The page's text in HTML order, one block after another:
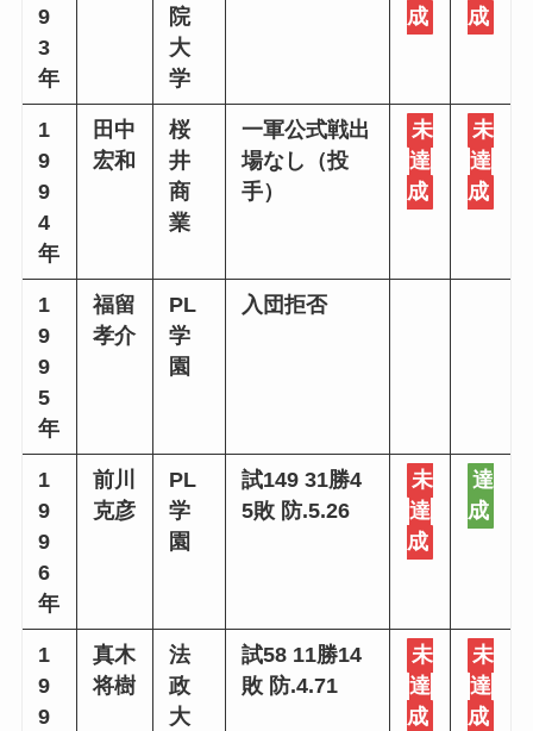
9
3
年
院
大
学
成
成
1
9
9
4
年
田中
宏和
桜
井
商
業
一軍公式戦出
場なし（投
手）
未
達
成
未
達
成
1
9
9
5
年
福留
孝介
PL
学
園
入団拒否
1
9
9
6
年
前川
克彦
PL
学
園
試149 31勝4
5敗 防.5.26
未
達
成
達
成
1
9
9
真木
将樹
法
政
大
試58 11勝14
敗 防.4.71
未
達
成
未
達
成